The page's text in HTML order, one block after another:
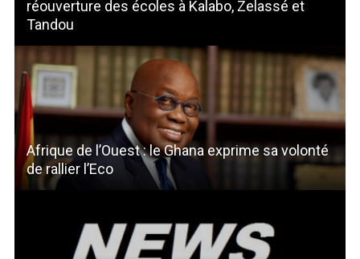
réouverture des écoles à Kalabo, Zelassé et
Tandou
Afrique de l’Ouest : le Ghana exprime sa volonté
de rallier l’Eco